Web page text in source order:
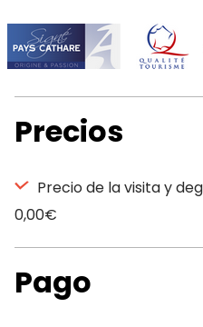
Precios
Precio de la visita y
0,00€
Pago